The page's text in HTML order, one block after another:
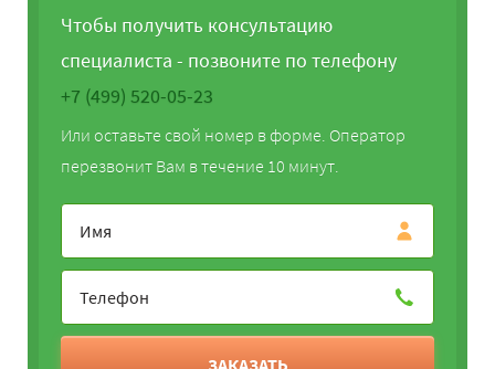
Чтобы получить консультацию
специалиста - позвоните по телефону
+7 (499) 520-05-23
Или оставьте свой номер в форме. Оператор
перезвонит Вам в течение 10 минут.
ЗАКАЗАТЬ